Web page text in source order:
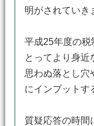
明がされていき
平成25年度の税
とってより身近
思わぬ落とし穴
にインプットす
質疑応答の時間